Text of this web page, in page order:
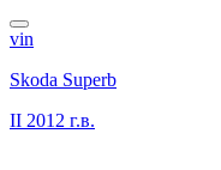
vin
Skoda Superb
II 2012 г.в.